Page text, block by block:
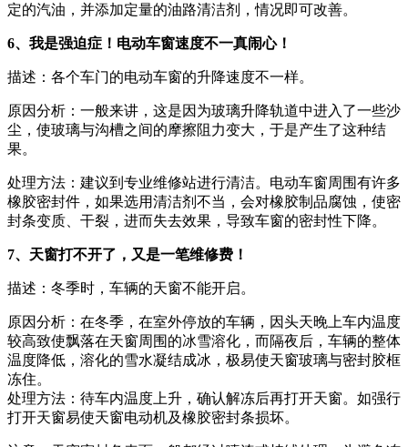
定的汽油，并添加定量的油路清洁剂，情况即可改善。
6、我是强迫症！电动车窗速度不一真闹心！
描述：各个车门的电动车窗的升降速度不一样。
原因分析：一般来讲，这是因为玻璃升降轨道中进入了一些沙
尘，使玻璃与沟槽之间的摩擦阻力变大，于是产生了这种结
果。
处理方法：建议到专业维修站进行清洁。电动车窗周围有许多
橡胶密封件，如果选用清洁剂不当，会对橡胶制品腐蚀，使密
封条变质、干裂，进而失去效果，导致车窗的密封性下降。
7、天窗打不开了，又是一笔维修费！
描述：冬季时，车辆的天窗不能开启。
原因分析：在冬季，在室外停放的车辆，因头天晚上车内温度
较高致使飘落在天窗周围的冰雪溶化，而隔夜后，车辆的整体
温度降低，溶化的雪水凝结成冰，极易使天窗玻璃与密封胶框
冻住。
处理方法：待车内温度上升，确认解冻后再打开天窗。如强行
打开天窗易使天窗电动机及橡胶密封条损坏。